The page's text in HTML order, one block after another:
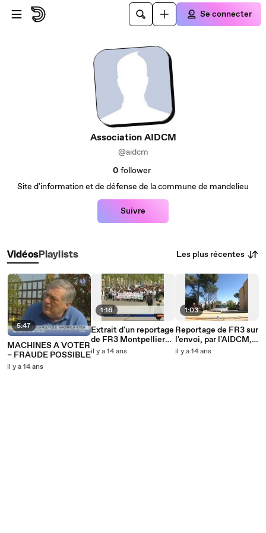
Passer au contenu principal
Se connecter
Association AIDCM
@aidcm
0 follower
Site d'information et de défense de la commune de mandelieu
Suivre
VidéosPlaylists Les plus récentes
5:47
MACHINES A VOTER
– FRAUDE POSSIBLE
il y a 14 ans
1:16
Extrait d'un reportage
de FR3 Montpellier
sur les machines à
il y a 14 ans
1:03
Reportage de FR3 sur
l'envoi, par l'AIDCM,
d'une pétition contre
il y a 14 ans